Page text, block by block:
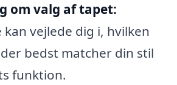
om valg af tapet:
kan vejlede dig i, hvilken
bedst matcher din stil
funktion.